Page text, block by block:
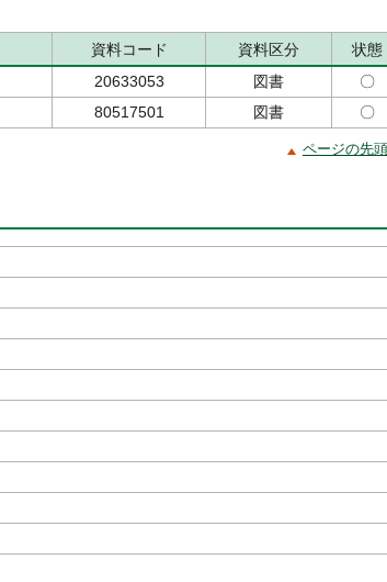
資料コード 資料区分
状態
20633053 図書
〇
80517501 図書 〇
ページの先